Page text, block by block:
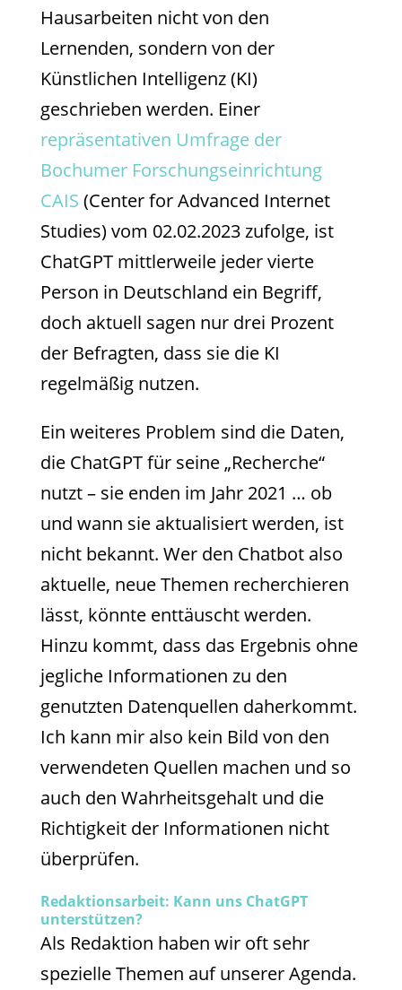
Hausarbeiten nicht von den
Lernenden, sondern von der
Künstlichen Intelligenz (KI)
geschrieben werden. Einer
repräsentativen Umfrage der
Bochumer Forschungseinrichtung
CAIS (Center for Advanced Internet
Studies) vom 02.02.2023 zufolge, ist
ChatGPT mittlerweile jeder vierte
Person in Deutschland ein Begriff,
doch aktuell sagen nur drei Prozent
der Befragten, dass sie die KI
regelmäßig nutzen.
Ein weiteres Problem sind die Daten,
die ChatGPT für seine „Recherche“
nutzt – sie enden im Jahr 2021 … ob
und wann sie aktualisiert werden, ist
nicht bekannt. Wer den Chatbot also
aktuelle, neue Themen recherchieren
lässt, könnte enttäuscht werden.
Hinzu kommt, dass das Ergebnis ohne
jegliche Informationen zu den
genutzten Datenquellen daherkommt.
Ich kann mir also kein Bild von den
verwendeten Quellen machen und so
auch den Wahrheitsgehalt und die
Richtigkeit der Informationen nicht
überprüfen.
Redaktionsarbeit: Kann uns ChatGPT
unterstützen?
Als Redaktion haben wir oft sehr
spezielle Themen auf unserer Agenda.